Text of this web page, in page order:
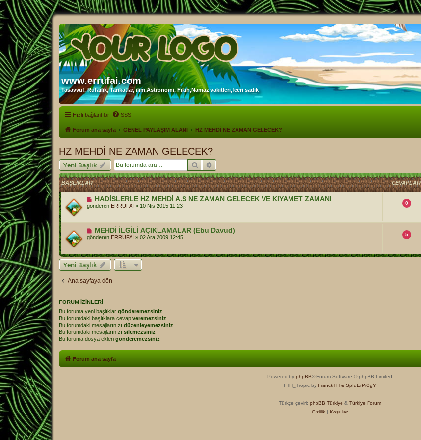
www.errufai.com
Tasavvuf, Rufailik, Tarikatlar, ilim,Astronomi, Fıkıh,Namaz vakitleri,fecri sadık
Hızlı bağlantılar SSS
Forum ana sayfa GENEL PAYLAŞIM ALANI HZ MEHDİ NE ZAMAN GELECEK?
HZ MEHDİ NE ZAMAN GELECEK?
Yeni Başlık Ara
BAŞLIKLAR CEVAPLAR
HADİSLERLE HZ MEHDİ A.S NE ZAMAN GELECEK VE KIYAMET ZAMANI
gönderen ERRUFAİ » 10 Nis 2015 11:23 0
MEHDİ İLGİLİ AÇIKLAMALAR (Ebu Davud)
gönderen ERRUFAİ » 02 Ara 2009 12:45 5
Yeni Başlık
Ana sayfaya dön
FORUM IZINLERI
Bu foruma yeni başlıklar gönderemezsiniz
Bu forumdaki başlıklara cevap veremezsiniz
Bu forumdaki mesajlarınızı düzenleyemezsiniz
Bu forumdaki mesajlarınızı silemezsiniz
Bu foruma dosya ekleri gönderemezsiniz
Forum ana sayfa
Powered by phpBB® Forum Software © phpBB Limited
FTH_Tropic by FranckTH & SpIdErPiGgY
Türkçe çeviri: phpBB Türkiye & Türkiye Forum
Gizlilik | Koşullar